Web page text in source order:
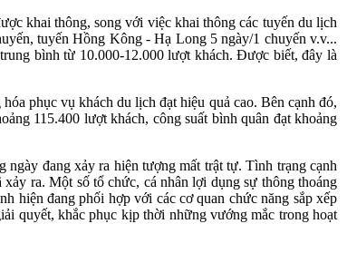
khai thông, song với việc khai thông các tuyến du lịch
tuyến Hồng Kông - Hạ Long 5 ngày/1 chuyến v.v...
bình từ 10.000-12.000 lượt khách. Được biết, đây là
phục vụ khách du lịch đạt hiệu quả cao. Bên cạnh đó,
115.400 lượt khách, công suất bình quân đạt khoảng
đang xảy ra hiện tượng mất trật tự. Tình trạng cạnh
ra. Một số tổ chức, cá nhân lợi dụng sự thông thoáng
hiện đang phối hợp với các cơ quan chức năng sắp xếp
quyết, khắc phục kịp thời những vướng mắc trong hoạt